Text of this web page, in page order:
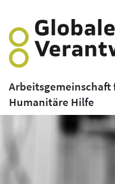
Humanitäre Hilfe